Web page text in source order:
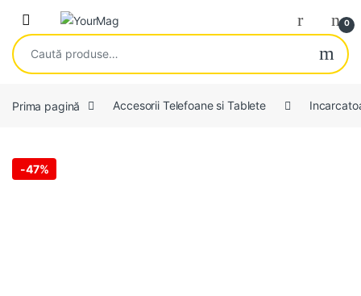
Skip to navigation
Skip to content
Open 0
Caută după:
Prima pagină Accesorii Telefoane si Tablete
-47%